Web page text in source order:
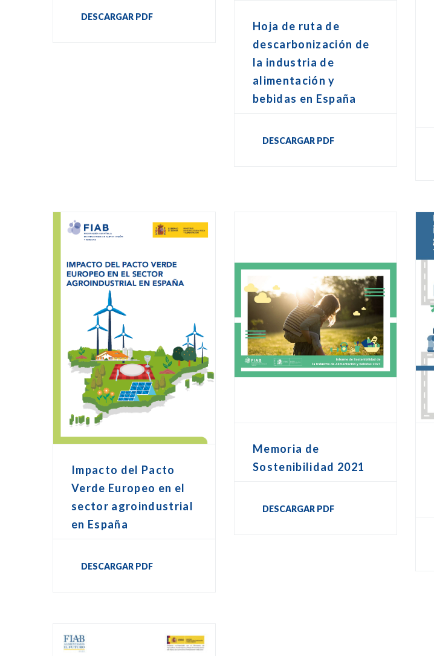
DESCARGAR PDF
Hoja de ruta de
descarbonización de
la industria de
alimentación y
bebidas en España
DESCARGAR PDF
Impacto del Pacto
Verde Europeo en el
sector agroindustrial
en España
DESCARGAR PDF
Memoria de
Sostenibilidad 2021
DESCARGAR PDF